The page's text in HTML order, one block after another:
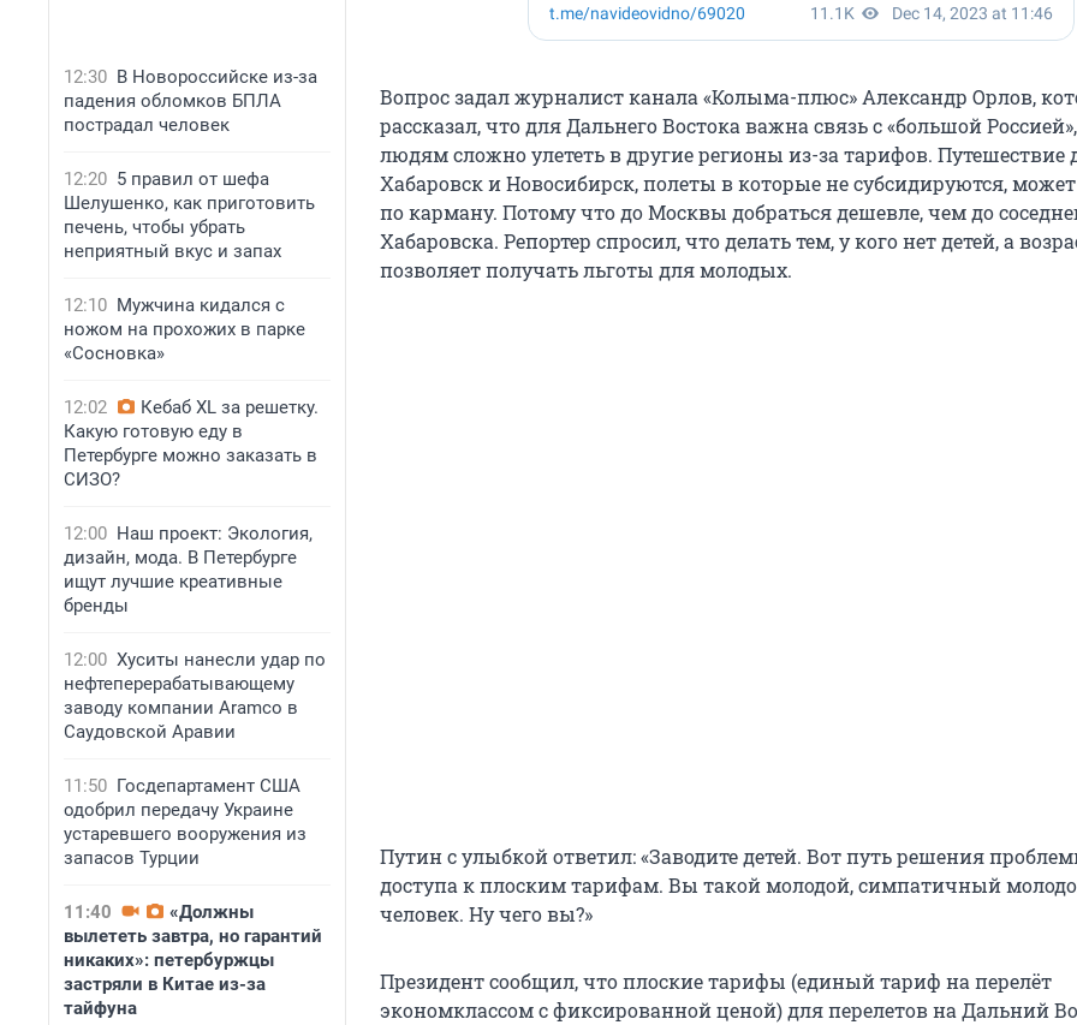
12:30 В Новороссийске из-за
падения обломков БПЛА
пострадал человек
12:20 5 правил от шефа
Шелушенко, как приготовить
печень, чтобы убрать
неприятный вкус и запах
12:10 Мужчина кидался с
ножом на прохожих в парке
«Сосновка»
12:02
Кебаб XL за решетку.
Какую готовую еду в
Петербурге можно заказать в
СИЗО?
12:00 Наш проект: Экология,
дизайн, мода. В Петербурге
ищут лучшие креативные
бренды
12:00 Хуситы нанесли удар по
нефтеперерабатывающему
заводу компании Aramco в
Саудовской Аравии
11:50 Госдепартамент США
одобрил передачу Украине
устаревшего вооружения из
запасов Турции
11:40
«Должны
вылететь завтра, но гарантий
никаких»: петербуржцы
застряли в Китае из-за
тайфуна
Вопрос задал журналист канала «Колыма-плюс» Александр Орлов,
рассказал, что для Дальнего Востока важна связь с «большой
людям сложно улететь в другие регионы из-за тарифов. Путешествие
Хабаровск и Новосибирск, полеты в которые не субсидируются,
по карману. Потому что до Москвы добраться дешевле, чем до
Хабаровска. Репортер спросил, что делать тем, у кого нет детей, а
позволяет получать льготы для молодых.
Путин с улыбкой ответил: «Заводите детей. Вот путь решения
доступа к плоским тарифам. Вы такой молодой, симпатичный
человек. Ну чего вы?»
Президент сообщил, что плоские тарифы (единый тариф на перелёт
экономклассом с фиксированной ценой) для перелетов на Дальний